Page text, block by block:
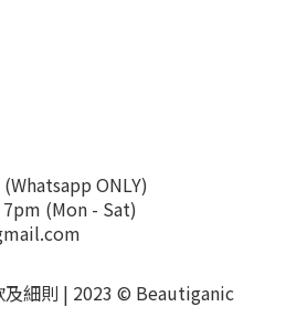
ONLY)
(Mon - Sat)
及細則 | 2023 © Beautiganic